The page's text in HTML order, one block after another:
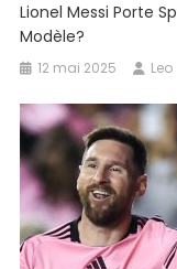
Lionel Messi Porte
Modèle?
12 mai 2025 Leo